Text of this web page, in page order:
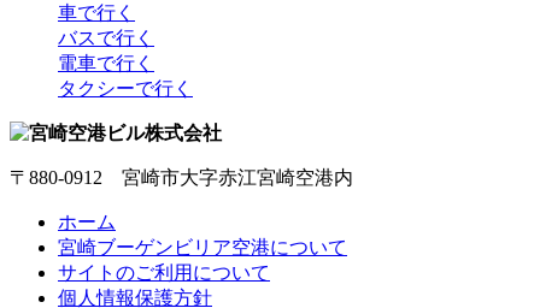
車で行く
バスで行く
電車で行く
タクシーで行く
〒880-0912 宮崎市大字赤江宮崎空港内
ホーム
宮崎ブーゲンビリア空港について
サイトのご利用について
個人情報保護方針